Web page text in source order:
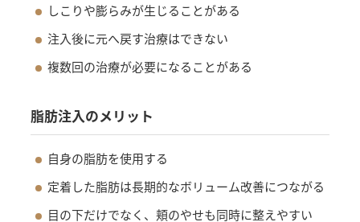
しこりや膨らみが生じることがある
注入後に元へ戻す治療はできない
複数回の治療が必要になることがある
脂肪注入のメリット
自身の脂肪を使用する
定着した脂肪は長期的なボリューム改善につながる
目の下だけでなく、頬のやせも同時に整えやすい